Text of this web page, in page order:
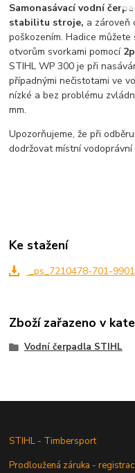
Samonasávací vodní
stabilitu stroje, a zároveň
poškozením. Hadice
otvorům svorkami pomocí
STIHL WP 300 je při
případnými nečistotami ve
nízké a bez problému
mm.
Upozorňujeme, že při
dodržovat místní vodoprávní
Ke stažení
_ps_7210478-701-
Zboží zařazeno v
Vodní čerpadla STIHL
STIHL - Timbersport
Prodloužená záruka -